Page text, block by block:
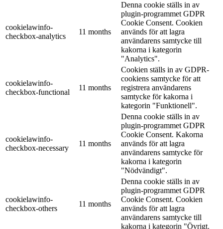
cookielawinfo-
checkbox-analytics
11 months
Denna cookie ställs in av
plugin-programmet GDPR
Cookie Consent. Cookien
används för att lagra
användarens samtycke till
kakorna i kategorin
"Analytics".
cookielawinfo-
checkbox-functional
11 months
Cookien ställs in av GDPR-
cookiens samtycke för att
registrera användarens
samtycke för kakorna i
kategorin "Funktionell".
cookielawinfo-
checkbox-necessary
11 months
Denna cookie ställs in av
plugin-programmet GDPR
Cookie Consent. Kakorna
används för att lagra
användarens samtycke för
kakorna i kategorin
"Nödvändigt".
cookielawinfo-
checkbox-others
11 months
Denna cookie ställs in av
plugin-programmet GDPR
Cookie Consent. Cookien
används för att lagra
användarens samtycke till
kakorna i kategorin "Övrigt.